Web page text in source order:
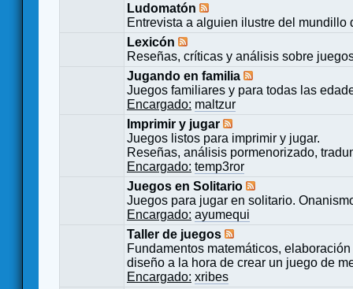
Ludomatón
Entrevista a alguien ilustre del mundillo
Lexicón
Reseñas, críticas y análisis sobre
Jugando en familia
Juegos familiares y para todas las
Encargado: maltzur
Imprimir y jugar
Juegos listos para imprimir y jugar.
Reseñas, análisis pormenorizado,
Encargado: temp3ror
Juegos en Solitario
Juegos para jugar en solitario.
Encargado: ayumequi
Taller de juegos
Fundamentos matemáticos,
diseño a la hora de crear un juego de
Encargado: xribes